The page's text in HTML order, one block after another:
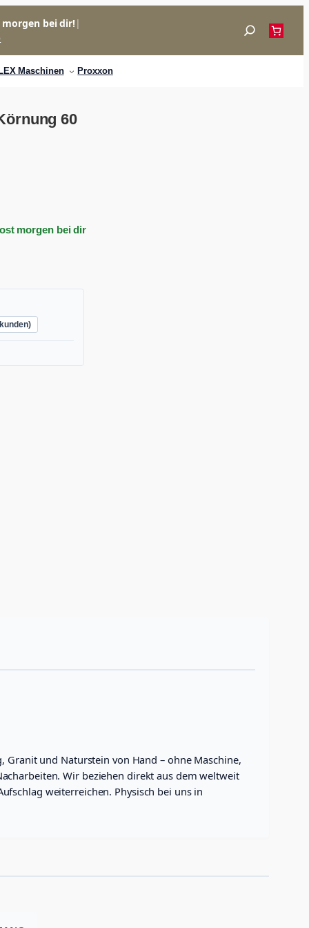
morgen bei dir!|
Suchen
Maschinen Proxxon
60
morgen bei dir
und Naturstein von Hand – ohne Maschine,
Wir beziehen direkt aus dem weltweit
weiterreichen. Physisch bei uns in